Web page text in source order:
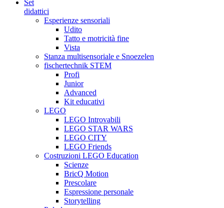
Set
didattici
Esperienze sensoriali
Udito
Tatto e motricità fine
Vista
Stanza multisensoriale e Snoezelen
fischertechnik STEM
Profi
Junior
Advanced
Kit educativi
LEGO
LEGO Introvabili
LEGO STAR WARS
LEGO CITY
LEGO Friends
Costruzioni LEGO Education
Scienze
BricQ Motion
Prescolare
Espressione personale
Storytelling